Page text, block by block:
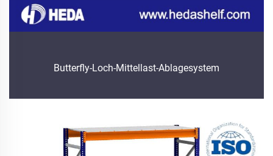
Butterfly-Loch-Mittellast-Ablagesystem